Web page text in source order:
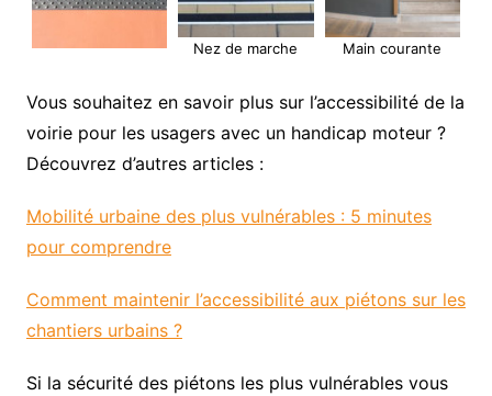
Nez de marche Main courante
Vous souhaitez en savoir plus sur l’accessibilité de la
voirie pour les usagers avec un handicap moteur ?
Découvrez d’autres articles :
Mobilité urbaine des plus vulnérables : 5 minutes
pour comprendre
Comment maintenir l’accessibilité aux piétons sur les
chantiers urbains ?
Si la sécurité des piétons les plus vulnérables vous